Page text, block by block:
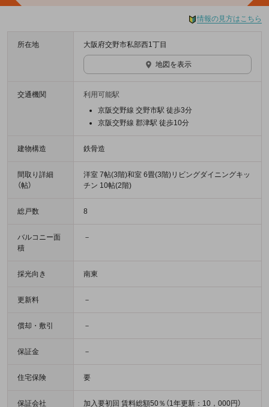
情報の見方はこちら
所在地 大阪府交野市私部西1丁目
地図を表示
交通機関
利用可能駅
京阪交野線 交野市駅 徒歩3分
京阪交野線 郡津駅 徒歩10分
建物構造 鉄骨造
間取り詳細
（帖）
洋室 7帖(3階)和室 6畳(3階)リビングダイニングキッ
チン 10帖(2階)
総戸数 8
バルコニー面
積
－
採光向き 南東
更新料 －
償却・敷引 －
保証金 －
住宅保険 要
保証会社 加入要初回 賃料総額50％（1年更新：10，000円）